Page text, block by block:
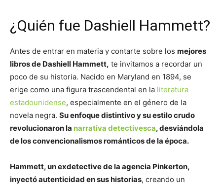
¿Quién fue Dashiell Hammett?
Antes de entrar en materia y contarte sobre los mejores
libros de Dashiell Hammett, te invitamos a recordar un
poco de su historia. Nacido en Maryland en 1894, se
erige como una figura trascendental en la literatura
estadounidense, especialmente en el género de la
novela negra. Su enfoque distintivo y su estilo crudo
revolucionaron la narrativa detectivesca, desviándola
de los convencionalismos románticos de la época.
Hammett, un exdetective de la agencia Pinkerton,
inyectó autenticidad en sus historias, creando un